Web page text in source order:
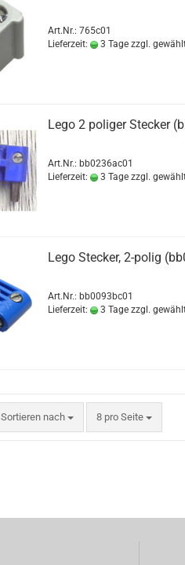
Art.Nr.: 765c01
Lieferzeit:
3 Tage zzgl.
Lego 2 poliger Stecker
Art.Nr.: bb0236ac01
Lieferzeit:
3 Tage zzgl.
Lego Stecker, 2-polig
Art.Nr.: bb0093bc01
Lieferzeit:
3 Tage zzgl.
Sortieren nach 8 pro Seite